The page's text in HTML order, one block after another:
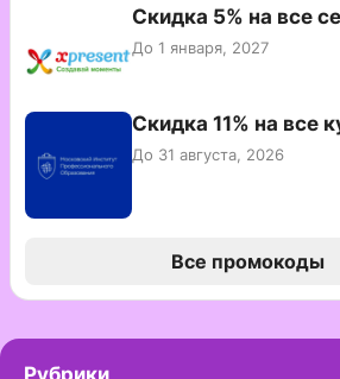
Скидка 5% на все
До 1 января, 2027
Скидка 11% на все
До 31 августа, 2026
Все промокоды